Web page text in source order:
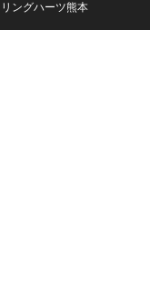
ングハーツ熊本